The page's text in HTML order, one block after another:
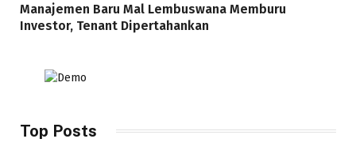
Manajemen Baru Mal Lembuswana Memburu
Investor, Tenant Dipertahankan
Top Posts